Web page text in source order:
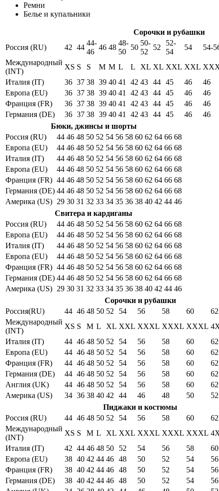
Ремни
Белье и купальники
Сорочки и рубашки
Россия (RU)
42 44
44-
46
46 48
48-
50
50
50-
52
52
52-
54
54
54-
Международный
(INT)
XS S S M M L L XL XL XXL XXL
Италия (IT)
36 37 38 39 40 41 42 43 44 45 46
46
Европа (EU)
36 37 38 39 40 41 42 43 44 45 46
46
Франция (FR)
36 37 38 39 40 41 42 43 44 45 46
46
Германия (DE)
36 37 38 39 40 41 42 43 44 45 46
46
Бюки, джинсы и шорты
Россия (RU)
44 46 48 50 52 54 56 58 60 62 64 66 68
Европа (EU)
44 46 48 50 52 54 56 58 60 62 64 66 68
Италия (IT)
44 46 48 50 52 54 56 58 60 62 64 66 68
Европа (EU)
44 46 48 50 52 54 56 58 60 62 64 66 68
Франция (FR) 44 46 48 50 52 54 56 58 60 62 64 66 68
Германия (DE) 44 46 48 50 52 54 56 58 60 62 64 66 68
Америка (US) 29 30 31 32 33 34 35 36 38 40 42 44 46
Свитера и кардиганы
Россия (RU)
44 46 48 50 52 54 56 58 60 62 64 66 68
Европа (EU)
44 46 48 50 52 54 56 58 60 62 64 66 68
Италия (IT)
44 46 48 50 52 54 56 58 60 62 64 66 68
Европа (EU)
44 46 48 50 52 54 56 58 60 62 64 66 68
Франция (FR) 44 46 48 50 52 54 56 58 60 62 64 66 68
Германия (DE) 44 46 48 50 52 54 56 58 60 62 64 66 68
Америка (US) 29 30 31 32 33 34 35 36 38 40 42 44 46
Сорочки и рубашки
Россия(RU)
44 46 48 50 52 54 56 58 60
62
Международный
(INT)
XS S M L XL XXL XXXL XXXL XXXL
Италия (IT)
44 46 48 50 52 54 56 58 60
62
Европа (EU)
44 46 48 50 52 54 56 58 60
62
Франция (FR)
44 46 48 50 52 54 56 58 60
62
Германия (DE)
44 46 48 50 52 54 56 58 60
62
Англия (UK)
44 46 48 50 52 54 56 58 60
62
Америка (US)
34 36 38 40 42 44 46 48 50
52
Пиджаки и костюмы
Россия (RU)
44 46 48 50 52 54 56 58 60
62
Международный
(INT)
XS S M L XL XXL XXXL XXXL XXXL
Италия (IT)
42 44 46 48 50 52 54 56 58
60
Европа (EU)
38 40 42 44 46 48 50 52 54
56
Франция (FR)
38 40 42 44 46 48 50 52 54
56
Германия (DE)
38 40 42 44 46 48 50 52 54
56